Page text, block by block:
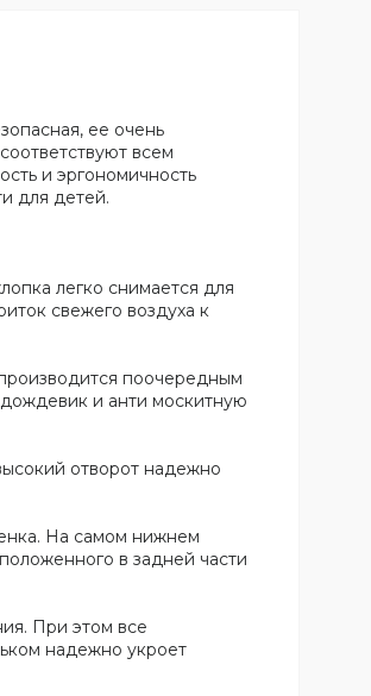
ее очень
всем
и эргономичность
для детей.
легко снимается для
свежего воздуха к
поочередным
и анти москитную
отворот надежно
На самом нижнем
в задней части
При этом все
надежно укроет